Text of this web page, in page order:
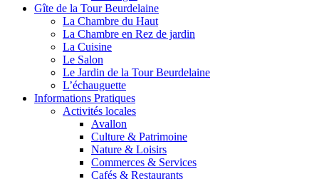
Gîte de la Tour Beurdelaine
La Chambre du Haut
La Chambre en Rez de jardin
La Cuisine
Le Salon
Le Jardin de la Tour Beurdelaine
L’échauguette
Informations Pratiques
Activités locales
Avallon
Culture & Patrimoine
Nature & Loisirs
Commerces & Services
Cafés & Restaurants